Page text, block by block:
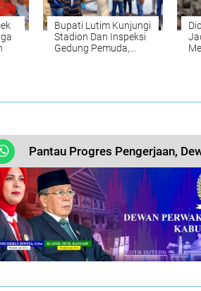
Bupati Lutim Kunjungi
Stadion Dan Inspeksi
Gedung Pemuda,
Pantau Progres Pengerjaan,